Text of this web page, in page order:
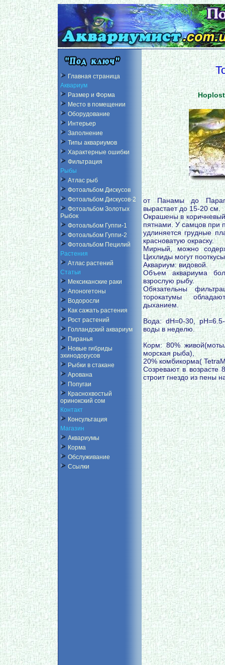
Главная страница
Аквариум
Размер и Форма
Место в помещении
Оборудование
Интерьер
Заполнение
Типы аквариумов
Характерные ошибки
Фильтрация
Рыбы
Атлас рыб
Фотоальбом Дискусов
Фотоальбом Дискусов-2
Фотоальбом Золотых
Рыбок
Фотоальбом Гуппи-1
Фотоальбом Гуппи-2
Фотоальбом Пецилий
Растения
Атлас растений
Статьи
Мексиканские раки
Апоногетоны
Водоросли
Как сажать растения
Рост растений
Голландский аквариум
Пиранья
Новые гибриды
эхинодорусов
Рыбки в стакане
Арована
Попугаи
Краснохвостый
оринокский сом
Контакт
Консультация
Магазин
Аквариумы
Корма
Обслуживание
Ссылки
от Панамы до
вырастает до 15-20 см.
Окрашены в
пятнами. У самцов при
удлиняется грудные
красноватую окраску.
Мирный, можно
Цихлиды могут
Аквариум: видовой.
Объем аквариума
взрослую рыбу.
Обязательны
торокатумы
дыханием.
Вода: dH=0-30,
воды в неделю.
Корм: 80%
морская рыба),
20% комбикорма(
Созревают в возрасте
строит гнездо из пены